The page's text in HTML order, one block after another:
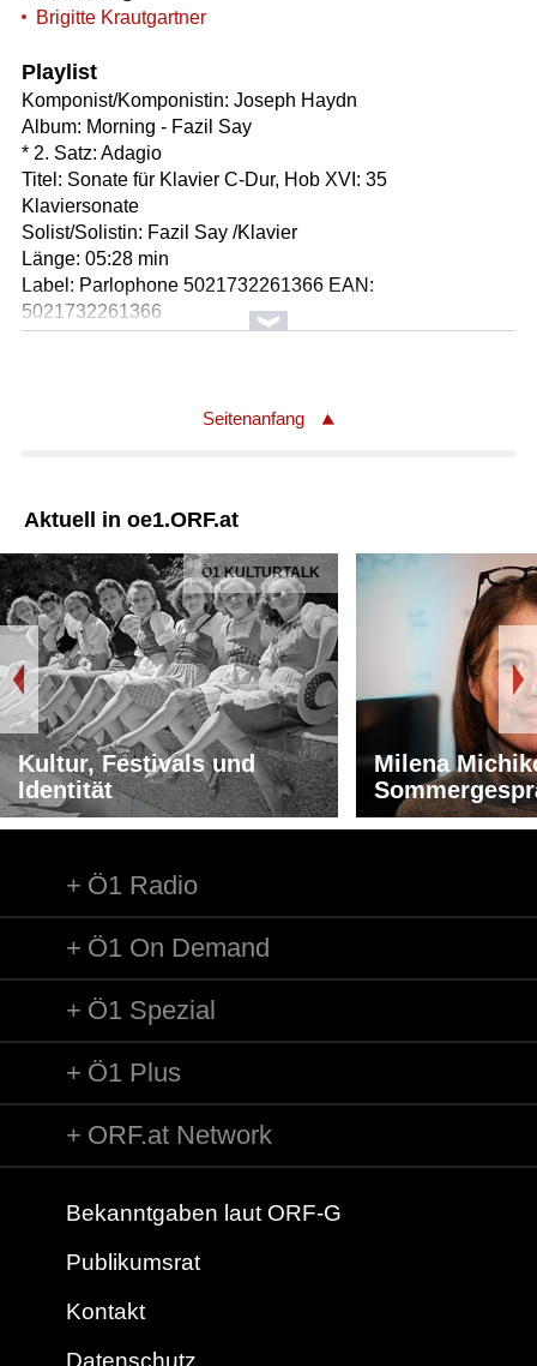
Brigitte Krautgartner
Playlist
Komponist/Komponistin: Joseph Haydn
Album: Morning - Fazil Say
* 2. Satz: Adagio
Titel: Sonate für Klavier C-Dur, Hob XVI: 35
Klaviersonate
Solist/Solistin: Fazil Say /Klavier
Länge: 05:28 min
Label: Parlophone 5021732261366 EAN:
5021732261366
Seitenanfang
Aktuell in oe1.ORF.at
Ö1 KULTURTALK
Kultur, Festivals und
Identität
Milena
Ö1 Radio
Ö1 On Demand
Ö1 Spezial
Ö1 Plus
ORF.at Network
Bekanntgaben laut ORF-G
Publikumsrat
Kontakt
Datenschutz